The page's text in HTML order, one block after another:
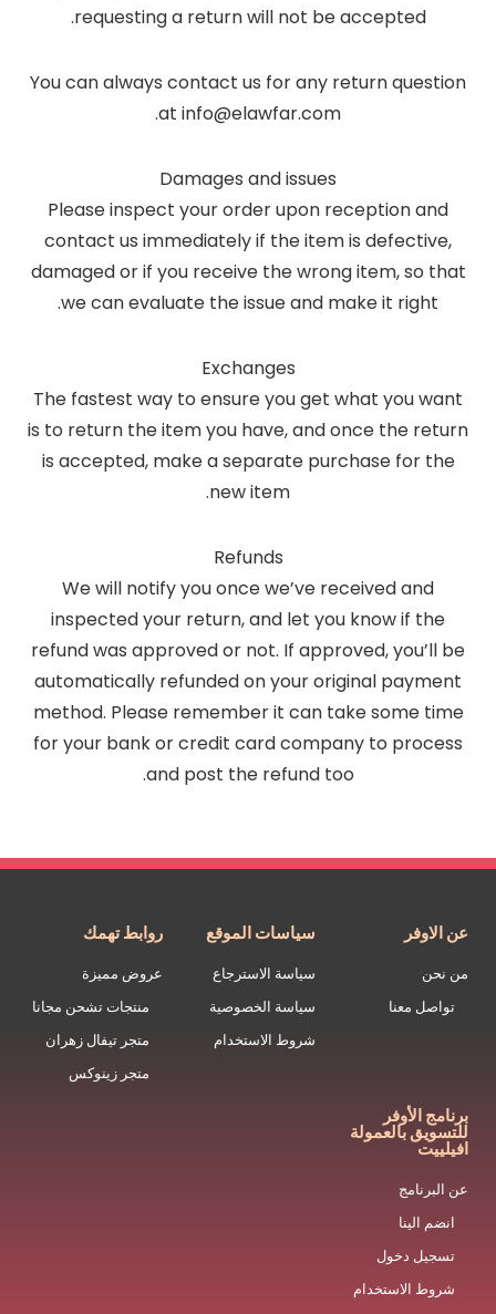
requesting a return will not be accepted.
You can always contact us for any return question
at info@elawfar.com.
Damages and issues
Please inspect your order upon reception and
contact us immediately if the item is defective,
damaged or if you receive the wrong item, so that
we can evaluate the issue and make it right.
Exchanges
The fastest way to ensure you get what you want
is to return the item you have, and once the return
is accepted, make a separate purchase for the
new item.
Refunds
We will notify you once we’ve received and
inspected your return, and let you know if the
refund was approved or not. If approved, you’ll be
automatically refunded on your original payment
method. Please remember it can take some time
for your bank or credit card company to process
and post the refund too.
عن الاوفر
من نحن
تواصل معنا
سياسات الموقع
سياسة الاسترجاع
سياسة الخصوصية
شروط الاستخدام
روابط تهمك
عروض مميزة
منتجات تشحن مجانا
متجر تيفال زهران
متجر زينوكس
برنامج الأوفر
للتسويق بالعمولة
افيلييت
عن البرنامج
انضم الينا
تسجيل دخول
شروط الاستخدام